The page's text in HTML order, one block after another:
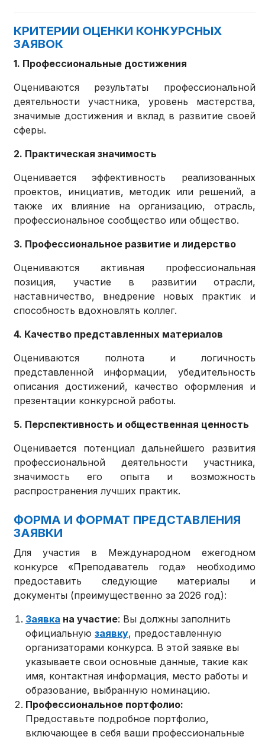
КРИТЕРИИ ОЦЕНКИ КОНКУРСНЫХ
ЗАЯВОК
1. Профессиональные достижения
Оцениваются результаты профессиональной
деятельности участника, уровень мастерства,
значимые достижения и вклад в развитие своей
сферы.
2. Практическая значимость
Оценивается эффективность реализованных
проектов, инициатив, методик или решений, а
также их влияние на организацию, отрасль,
профессиональное сообщество или общество.
3. Профессиональное развитие и лидерство
Оцениваются активная профессиональная
позиция, участие в развитии отрасли,
наставничество, внедрение новых практик и
способность вдохновлять коллег.
4. Качество представленных материалов
Оцениваются полнота и логичность
представленной информации, убедительность
описания достижений, качество оформления и
презентации конкурсной работы.
5. Перспективность и общественная ценность
Оценивается потенциал дальнейшего развития
профессиональной деятельности участника,
значимость его опыта и возможность
распространения лучших практик.
ФОРМА И ФОРМАТ ПРЕДСТАВЛЕНИЯ
ЗАЯВКИ
Для участия в Международном ежегодном
конкурсе «Преподаватель года» необходимо
предоставить следующие материалы и
документы (преимущественно за 2026 год):
Заявка на участие: Вы должны заполнить
официальнуюзаявку, предоставленную
организаторами конкурса. В этой заявке вы
указываете свои основные данные, такие как
имя, контактная информация, место работы и
образование, выбранную номинацию.
Профессиональное портфолио:
Предоставьте подробное портфолио,
включающее в себя ваши профессиональные